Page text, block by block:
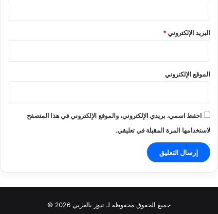
البريد الإلكتروني*
الموقع الإلكتروني
احفظ اسمي، بريدي الإلكتروني، والموقع الإلكتروني في هذا المتصفح
لاستخدامها المرة المقبلة في تعليقي.
جميع الحقوق محفوظة لـ نيوز بالعربي 2026 ©